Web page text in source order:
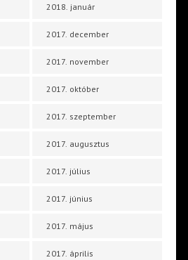
2018. január
2017. december
2017. november
2017. október
2017. szeptember
2017. augusztus
2017. július
2017. június
2017. május
2017. április